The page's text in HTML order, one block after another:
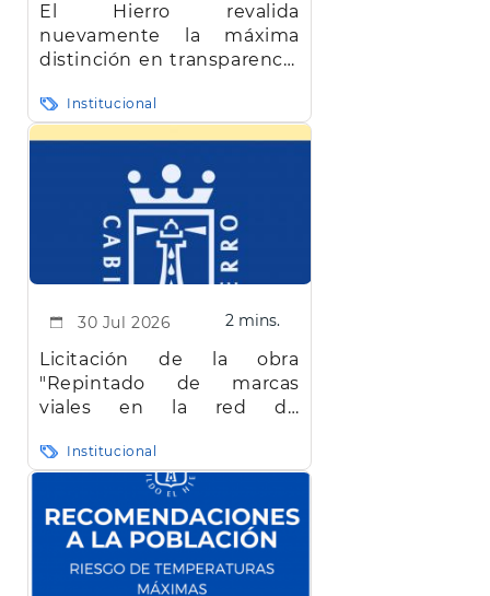
El Hierro revalida
nuevamente la máxima
distinción en transparencia
Institucional
30 Jul 2026 2 mins.
Licitación de la obra
"Repintado de marcas
viales en la red de
Hierro"
Institucional